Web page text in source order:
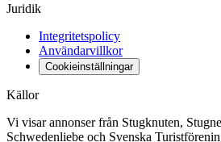
Juridik
Integritetspolicy
Användarvillkor
Cookieinställningar
Källor
Vi visar annonser från Stugknuten,
Schwedenliebe och Svenska